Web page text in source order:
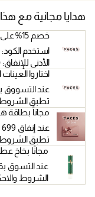
هدايا مجانية مع هذا
خصم 15% على طلبك الأول من التطبيق!
الأدنى للإنفاق: 200 ريال
اختاروا العينات
تطبق الشروط
مجاناً بطاقة
تطبق الشروط
مجانًا بخاخ
الشروط